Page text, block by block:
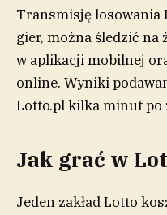
Transmisję losowania
gier, można śledzić na
w aplikacji mobilnej
online. Wyniki
Lotto.pl kilka minut po
Jak grać w
Jeden zakład Lotto